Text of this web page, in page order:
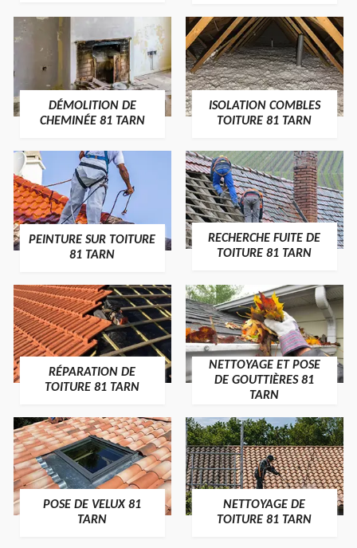
DÉMOLITION DE
CHEMINÉE 81 TARN
ISOLATION COMBLES
TOITURE 81 TARN
PEINTURE SUR TOITURE
81 TARN
RECHERCHE FUITE DE
TOITURE 81 TARN
RÉPARATION DE
TOITURE 81 TARN
NETTOYAGE ET POSE
DE GOUTTIÈRES 81
TARN
POSE DE VELUX 81
TARN
NETTOYAGE DE
TOITURE 81 TARN